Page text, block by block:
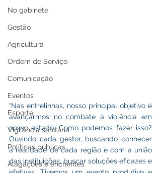
No gabinete
Gestão
Agricultura
Ordem de Serviço
Comunicação
Eventos
Esporte
Vigilância sanitária
Políticas públicas
Alagações e enchentes
“Nas entrelinhas, nosso principal objetivo é
avançarmos no combate à violência em
nosso estado. Como podemos fazer isso?
Ouvindo cada gestor, buscando conhecer
a realidade de cada região e com a união
das instituições, buscar soluções eficazes e